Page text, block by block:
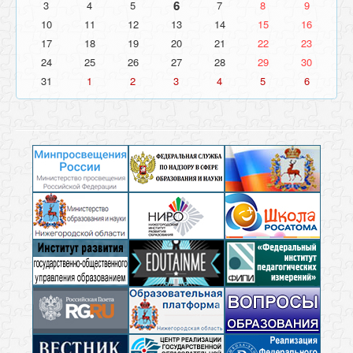
3 4 5 6 7 8
9
10
11 12 13 14 15
16
17
18 19 20 21 22
23
24
25 26 27 28 29
30
31
1 2 3 4 5 6